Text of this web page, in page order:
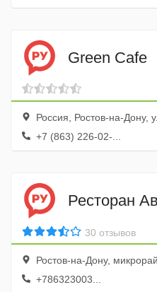
Green Cafe
Россия, Ростов-на-Дону, улица
+7 (863) 226-02-...
Ресторан
30 отзывов
Ростов-на-Дону, микрорайон
+786323003...